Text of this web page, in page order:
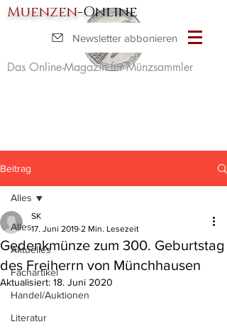
Muenzen-Online
Das Online-Magazin für Münzsammler
Newsletter abbonieren
Beitrag
Alles
Aktuelles
Fachartikel
Handel/Auktionen
Literatur
Alles
Gedenkmünze zum 300. Geburtstag
des Freiherrn von Münchhausen
SK
17. Juni 2019 2 Min. Lesezeit
Aktualisiert: 18. Juni 2020